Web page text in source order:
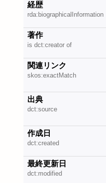
経歴
rda:biographicalInformation
著作
is dct:creator of
関連リンク
skos:exactMatch
出典
dct:source
作成日
dct:created
最終更新日
dct:modified